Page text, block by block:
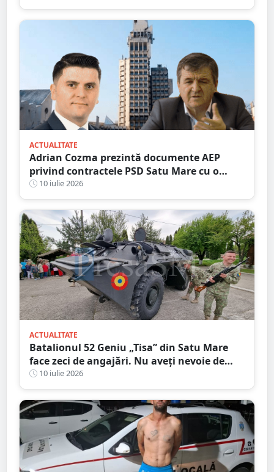
ACTUALITATE
Adrian Cozma prezintă documente AEP
privind contractele PSD Satu Mare cu o
firmă din familia Govor. Valoarea depășește
un milion de lei
10 iulie 2026
ACTUALITATE
Batalionul 52 Geniu „Tisa” din Satu Mare
face zeci de angajări. Nu aveți nevoie de
Bacalaureat, salar atractiv
10 iulie 2026